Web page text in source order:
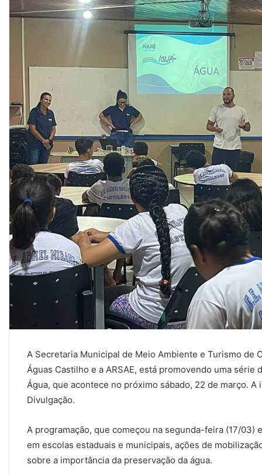
A Secretaria Municipal de Meio Ambiente e Turismo de
Águas Castilho e a ARSAE, está promovendo uma
Água, que acontece no próximo sábado, 22 de março. A
Divulgação.
A programação, que começou na segunda-feira (17/03)
em escolas estaduais e municipais, ações de
sobre a importância da preservação da água.